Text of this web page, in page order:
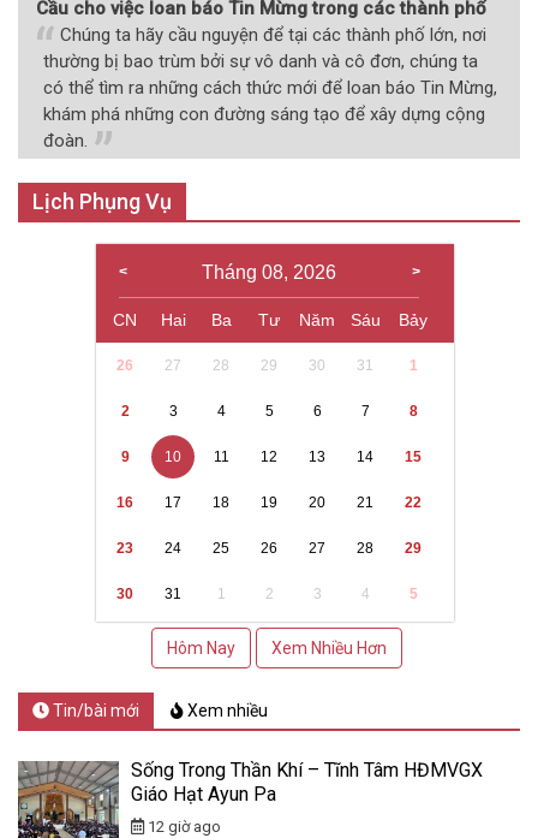
Cầu cho việc loan báo Tin Mừng trong các thành phố
Chúng ta hãy cầu nguyện để tại các thành phố lớn, nơi
thường bị bao trùm bởi sự vô danh và cô đơn, chúng ta
có thể tìm ra những cách thức mới để loan báo Tin Mừng,
khám phá những con đường sáng tạo để xây dựng cộng
đoàn.
Lịch Phụng Vụ
Tháng 08, 2026
CN Hai Ba Tư Năm Sáu Bảy
26 27 28 29 30 31 1
2 3 4 5 6 7 8
9 10 11 12 13 14 15
16 17 18 19 20 21 22
23 24 25 26 27 28 29
30 31 1 2 3 4 5
Hôm Nay Xem Nhiều Hơn
Tin/bài mới Xem nhiều
Sống Trong Thần Khí – Tĩnh Tâm HĐMVGX
Giáo Hạt Ayun Pa
12 giờ ago